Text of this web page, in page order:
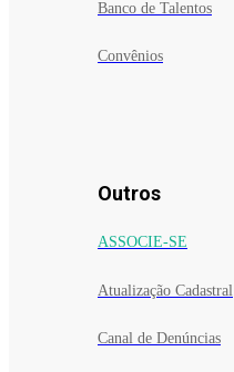
Banco de Talentos
Convênios
Outros
ASSOCIE-SE
Atualização Cadastral
Canal de Denúncias